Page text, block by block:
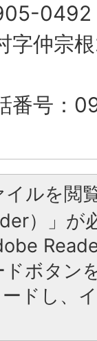
0492
字仲宗
番号：
イルを閲
）」が
ボタン
ドし、